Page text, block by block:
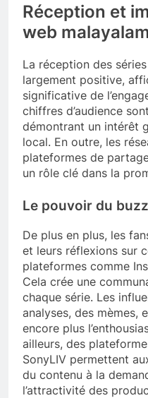
Réception et
web malayalam
La réception des
largement positive,
significative de
chiffres d’audience
démontrant un intérêt
local. En outre, les
plateformes de
un rôle clé dans la
Le pouvoir du
De plus en plus, les
et leurs réflexions sur
plateformes comme
Cela crée une
chaque série. Les
analyses, des mèmes,
encore plus
ailleurs, des
SonyLIV permettent
du contenu à la
l’attractivité des